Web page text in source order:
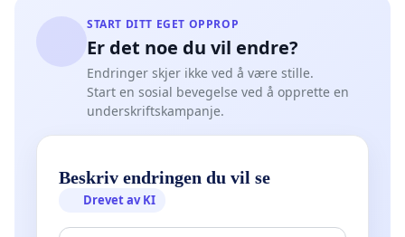
START DITT EGET OPPROP
Er det noe du vil endre?
Endringer skjer ikke ved å være stille.
Start en sosial bevegelse ved å opprette en
underskriftskampanje.
Beskriv endringen du vil se
Drevet av KI